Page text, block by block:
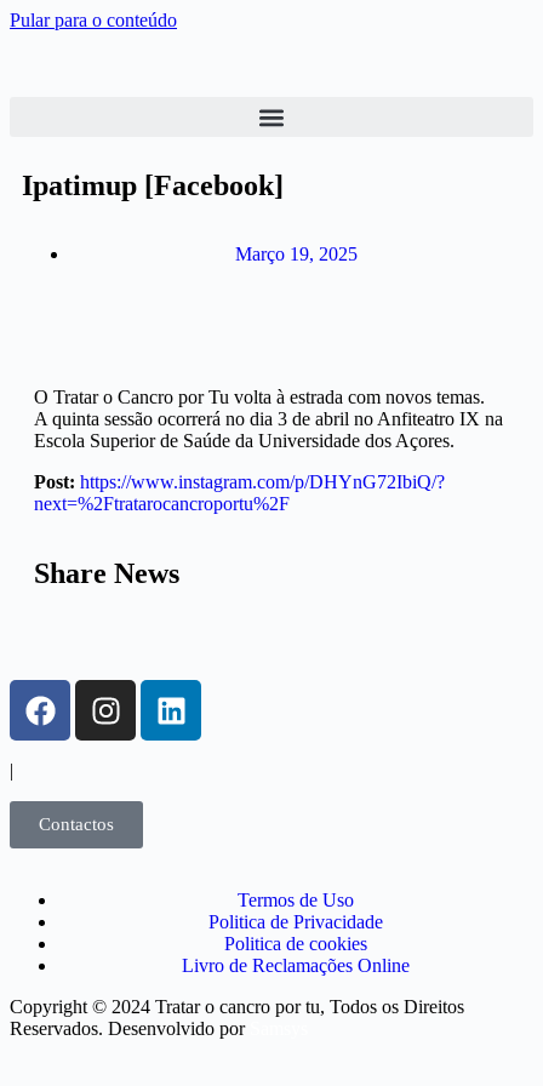
Pular para o conteúdo
Ipatimup [Facebook]
Março 19, 2025
O Tratar o Cancro por Tu volta à estrada com novos temas.
A quinta sessão ocorrerá no dia 3 de abril no Anfiteatro IX na
Escola Superior de Saúde da Universidade dos Açores.
Post: https://www.instagram.com/p/DHYnG72IbiQ/?
next=%2Ftratarocancroportu%2F
Share News
|
Contactos
Termos de Uso
Politica de Privacidade
Politica de cookies
Livro de Reclamações Online
Copyright © 2024 Tratar o cancro por tu, Todos os Direitos
Reservados. Desenvolvido por